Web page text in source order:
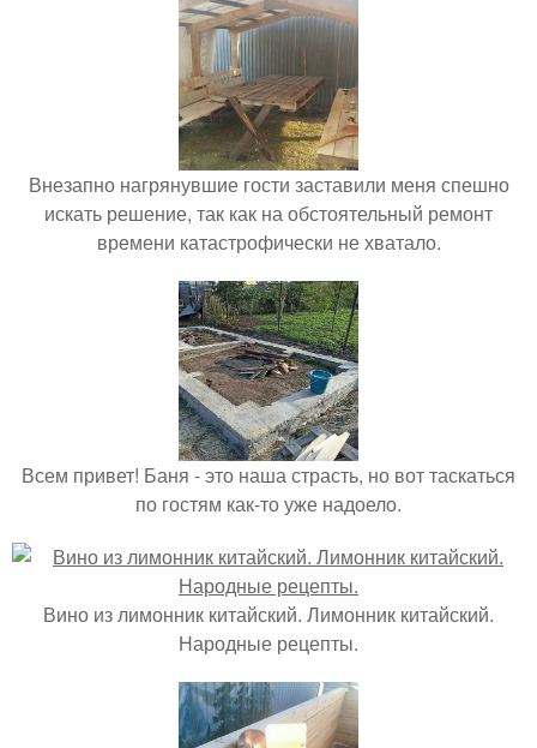
Внезапно нагрянувшие гости заставили меня спешно
искать решение, так как на обстоятельный ремонт
времени катастрофически не хватало.
Всем привет! Баня - это наша страсть, но вот таскаться
по гостям как-то уже надоело.
Вино из лимонник китайский. Лимонник китайский.
Народные рецепты.